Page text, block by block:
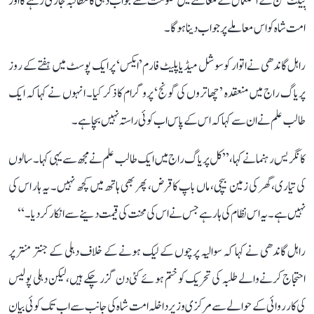
امت شاہ کو اس معاملے پر جواب دینا ہوگا۔
راہل گاندھی نے اتوار کو سوشل میڈیا پلیٹ فارم ’ایکس‘ پر ایک پوسٹ میں ہفتے کے روز
پریاگ راج میں منعقدہ ’چھاتروں کی گونج‘ پروگرام کا ذکر کیا۔ انہوں نے کہا کہ ایک
طالب علم نے ان سے کہا کہ اس کے پاس اب کوئی راستہ نہیں بچا ہے۔
کانگریس رہنما نے کہا، ’’کل پریاگ راج میں ایک طالب علم نے مجھ سے یہی کہا۔ سالوں
کی تیاری، گھر کی زمین بیچی، ماں باپ کا قرض، پھر بھی ہاتھ میں کچھ نہیں۔ یہ ہار اس کی
نہیں ہے۔ یہ اس نظام کی ہار ہے جس نے اس کی محنت کی قیمت دینے سے انکار کر دیا۔‘‘
راہل گاندھی نے کہا کہ سوالیہ پرچوں کے لیک ہونے کے خلاف دہلی کے جنتر منتر پر
احتجاج کرنے والے طلبہ کی تحریک کو ختم ہوئے کئی دن گزر چکے ہیں، لیکن دہلی پولیس
کی کارروائی کے حوالے سے مرکزی وزیر داخلہ امت شاہ کی جانب سے اب تک کوئی بیان